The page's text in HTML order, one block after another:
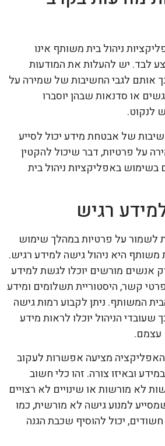
ניהול בית משותף אינו
לבד. יש להעלות את המודעות
אותם לגבי החשיבות של שמירה על
או סדנאות שבהן יוסברו
לנקוט.
של אבטחת מידע יכול לסייע
על פרטיות, דבר שיכול להקטין
באפליקציות ניהול בית
רגיש
לשמור על פרטיות במהלך שימוש
משותף היא ניהול גישה למידע רגיש.
מורשים יוכלו לגשת למידע
קשר, היסטוריית תשלומים ומידע
המשותף. ניתן לקבוע רמות גישה
הניהול יוכלו לראות מידע
עצמם.
מציעה אפשרות לעקוב
ובאיזו צורה. זהו כלי חשוב
לא מורשות או שינויים לא רצויים
למנוע גישה לא מורשית, כמו
יכול להוסיף שכבת הגנה